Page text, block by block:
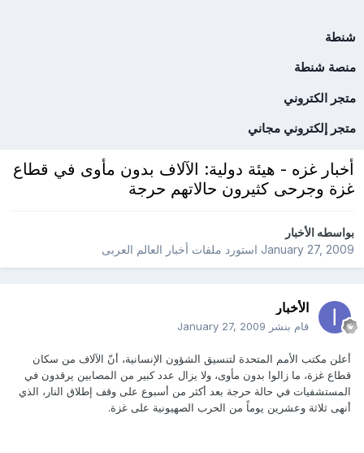
شنطة
منصة شنطة
متجر الكتروني
متجر إلكتروني مجاني
أخبار غزه - هيئة دولية: الآلاف بدون مأوى في قطاع
غزة وجرحى كثيرون حالاتهم حرجة
بواسطهالأخبار
January 27, 2009استورد ملفات أخبار العالم العربى
الأخبار
قام بنشر January 27, 2009
أعلن مكتب الأمم المتحدة لتنسيق الشؤون الإنسانية، أنّ الآلاف من سكان
قطاع غزة، ما زالوا بدون مأوى، ولا يزال عدد كبير من المصابين يرقدون في
المستشفيات في حالة حرجة بعد أكثر من أسبوع على وقف إطلاق النار، الذي
أنهى ثلاثة وعشرين يوماً من الحرب الصهيونية على غزة.